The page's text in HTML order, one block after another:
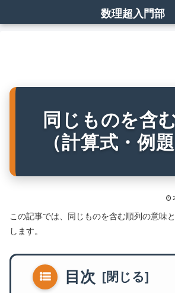
数理超入門部
同じものを含
（計算式・例題
この記事では、同じものを含む順列の意味
します。
目次